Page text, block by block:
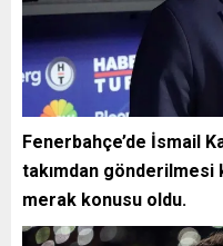
Fenerbahçe’de İsmail
takımdan gönderilmesi
merak konusu oldu.